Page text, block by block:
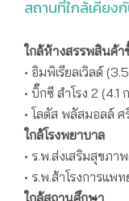
สถานที่ใกล้เคียง
ใกล้ห้างสรรพสินค้
• อิมพิเรียลเวิลด์
• บิ๊กซี สำโรง 2 (4.1
• โลตัส พลัสมอลล์
ใกล้โรงพยาบาล
• ร.พ.ส่งเสริมสุขภ
• ร.พ.ส้าโรงการแพ